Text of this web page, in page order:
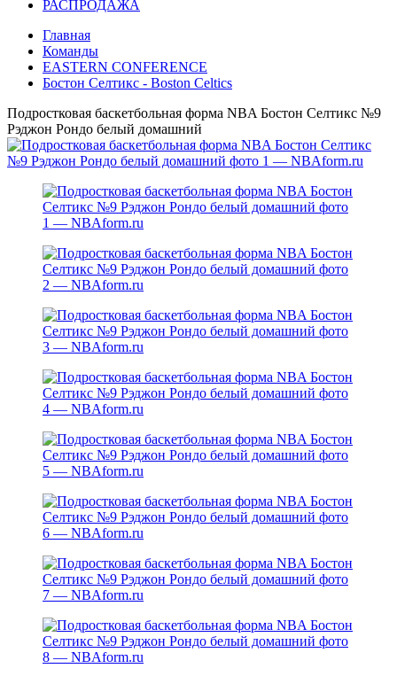
РАСПРОДАЖА
Главная
Команды
EASTERN CONFERENCE
Бостон Селтикс - Boston Celtics
Подростковая баскетбольная форма NBA Бостон Селтикс №9
Рэджон Рондо белый домашний